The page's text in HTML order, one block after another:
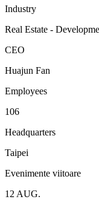
Industry
Real Estate -
CEO
Huajun Fan
Employees
106
Headquarters
Taipei
Evenimente viitoare
12 AUG.